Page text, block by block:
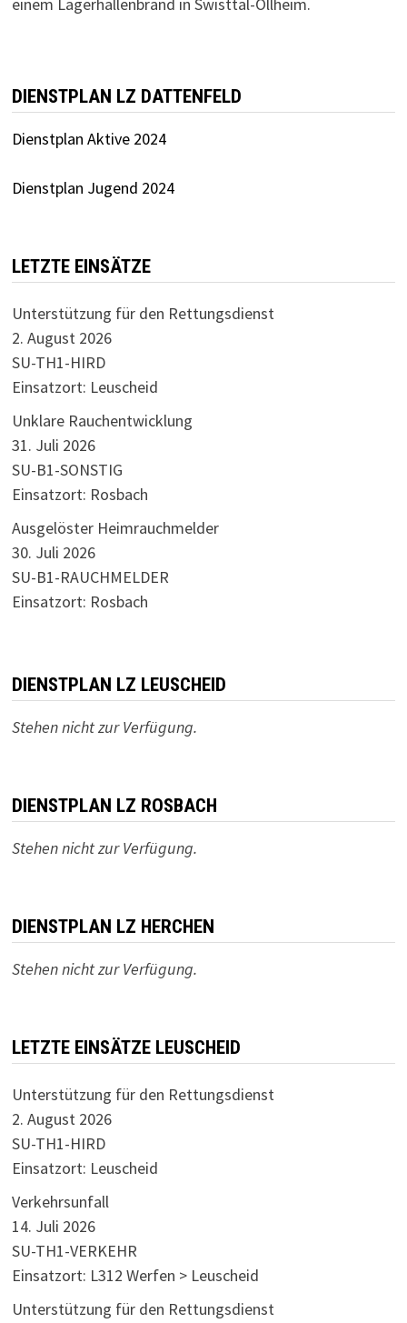
DIENSTPLAN LZ DATTENFELD
Dienstplan Aktive 2024
Dienstplan Jugend 2024
LETZTE EINSÄTZE
Unterstützung für den Rettungsdienst
2. August 2026
SU-TH1-HIRD
Einsatzort: Leuscheid
Unklare Rauchentwicklung
31. Juli 2026
SU-B1-SONSTIG
Einsatzort: Rosbach
Ausgelöster Heimrauchmelder
30. Juli 2026
SU-B1-RAUCHMELDER
Einsatzort: Rosbach
DIENSTPLAN LZ LEUSCHEID
Stehen nicht zur Verfügung.
DIENSTPLAN LZ ROSBACH
Stehen nicht zur Verfügung.
DIENSTPLAN LZ HERCHEN
Stehen nicht zur Verfügung.
LETZTE EINSÄTZE LEUSCHEID
Unterstützung für den Rettungsdienst
2. August 2026
SU-TH1-HIRD
Einsatzort: Leuscheid
Verkehrsunfall
14. Juli 2026
SU-TH1-VERKEHR
Einsatzort: L312 Werfen > Leuscheid
Unterstützung für den Rettungsdienst